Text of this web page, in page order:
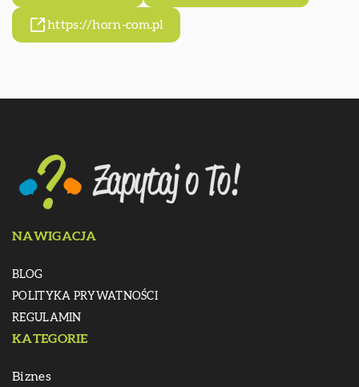
https://horn-com.pl
NAWIGACJA
BLOG
POLITYKA PRYWATNOŚCI
REGULAMIN
KATEGORIE
Biznes